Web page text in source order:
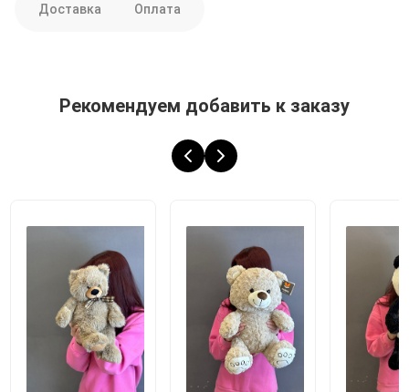
Доставка Оплата
Рекомендуем добавить к заказу